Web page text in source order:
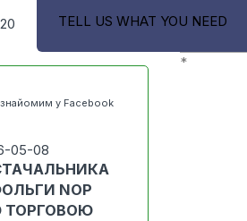
TELL US WHAT YOU NEED
у Facebook
05-08
NOP
ТОРГОВОЮ
*